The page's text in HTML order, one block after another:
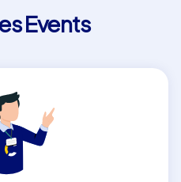
Events